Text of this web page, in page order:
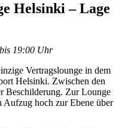
Helsinki – Lage
19:00 Uhr
Vertragslounge in dem
Helsinki. Zwischen den
Beschilderung. Zur Lounge
Aufzug hoch zur Ebene über